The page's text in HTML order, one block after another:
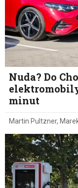
Nuda? Do
minut
Martin Pultzner,